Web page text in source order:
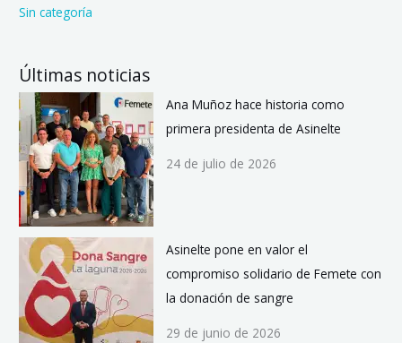
Sin categoría
Últimas noticias
Ana Muñoz hace historia como
primera presidenta de Asinelte
24 de julio de 2026
Asinelte pone en valor el
compromiso solidario de Femete con
la donación de sangre
29 de junio de 2026